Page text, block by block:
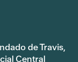
de Travis,
Central